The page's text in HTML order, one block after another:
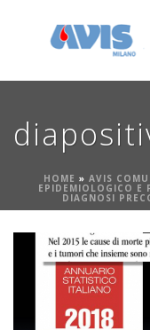
HOME » AVIS
EPIDEMIOLOGICO E
DIAGNOSI